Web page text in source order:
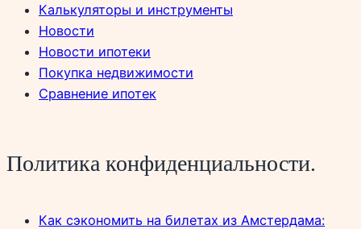
Калькуляторы и инструменты
Новости
Новости ипотеки
Покупка недвижимости
Сравнение ипотек
Политика конфиденциальности.
Как сэкономить на билетах из Амстердама: